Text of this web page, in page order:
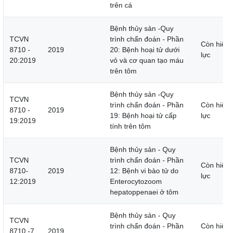
trên cá
TCVN
8710 -
20:2019
2019
Bệnh thủy sản -Quy
trình chẩn đoán - Phần
20: Bệnh hoại tử dưới
vỏ và cơ quan tạo máu
trên tôm
Còn
lực
TCVN
8710 -
19:2019
2019
Bệnh thủy sản -Quy
trình chẩn đoán - Phần
19: Bệnh hoại tử cấp
tính trên tôm
Còn
lực
TCVN
8710-
12:2019
2019
Bệnh thủy sản - Quy
trình chẩn đoán - Phần
12: Bệnh vi bào tử do
Enterocytozoom
hepatoppenaei ở tôm
Còn
lực
TCVN
8710 -7
2019
Bệnh thủy sản - Quy
trình chẩn đoán - Phần
Còn